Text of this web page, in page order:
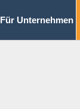
Für Unternehmen